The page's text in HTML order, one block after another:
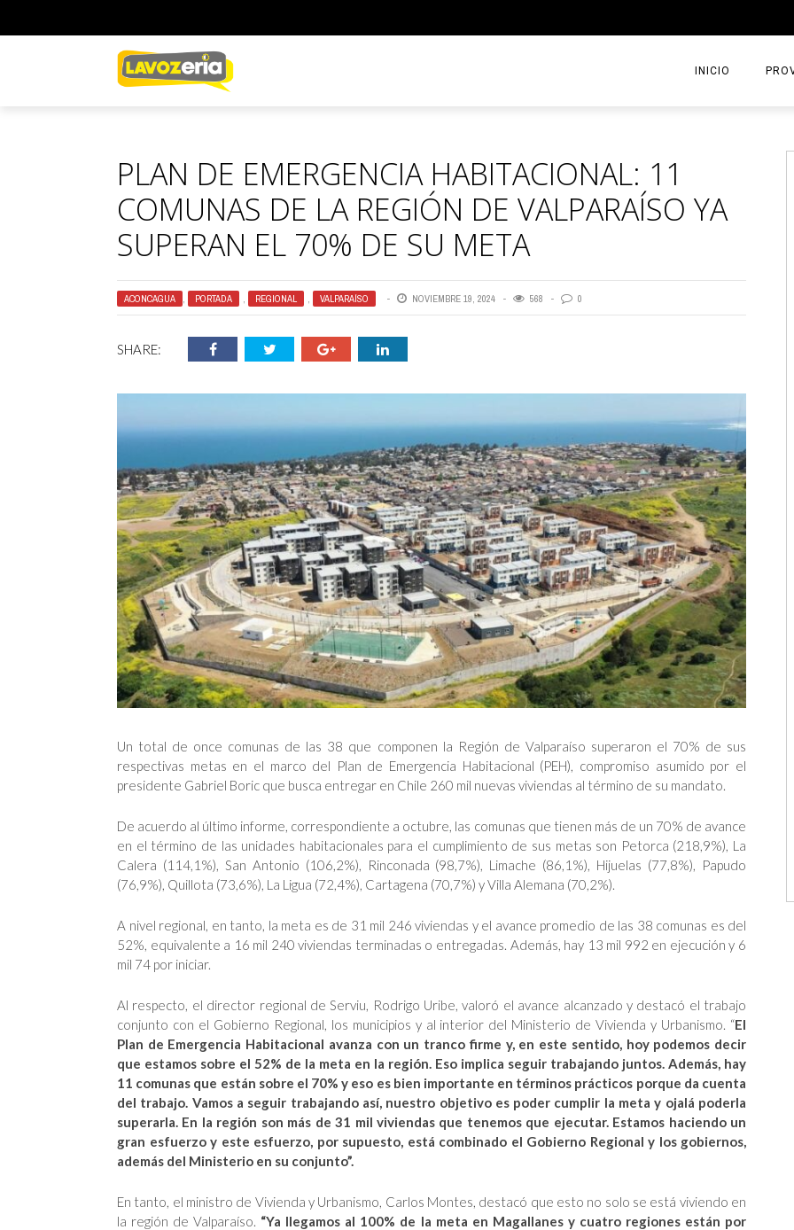
INICIO
PLAN DE EMERGENCIA HABITACIONAL: 11
COMUNAS DE LA REGIÓN DE VALPARAÍSO YA
SUPERAN EL 70% DE SU META
ACONCAGUA , PORTADA , REGIONAL , VALPARAÍSO NOVIEMBRE 19, 2024 568 0
SHARE:
Un total de once comunas de las 38 que componen la Región de Valparaíso superaron el 70% de sus
respectivas metas en el marco del Plan de Emergencia Habitacional (PEH), compromiso asumido por el
presidente Gabriel Boric que busca entregar en Chile 260 mil nuevas viviendas al término de su mandato.
De acuerdo al último informe, correspondiente a octubre, las comunas que tienen más de un 70% de avance
en el término de las unidades habitacionales para el cumplimiento de sus metas son Petorca (218,9%), La
Calera (114,1%), San Antonio (106,2%), Rinconada (98,7%), Limache (86,1%), Hijuelas (77,8%), Papudo
(76,9%), Quillota (73,6%), La Ligua (72,4%), Cartagena (70,7%) y Villa Alemana (70,2%).
A nivel regional, en tanto, la meta es de 31 mil 246 viviendas y el avance promedio de las 38 comunas es del
52%, equivalente a 16 mil 240 viviendas terminadas o entregadas. Además, hay 13 mil 992 en ejecución y 6
mil 74 por iniciar.
Al respecto, el director regional de Serviu, Rodrigo Uribe, valoró el avance alcanzado y destacó el trabajo
conjunto con el Gobierno Regional, los municipios y al interior del Ministerio de Vivienda y Urbanismo. “El
Plan de Emergencia Habitacional avanza con un tranco firme y, en este sentido, hoy podemos decir
que estamos sobre el 52% de la meta en la región. Eso implica seguir trabajando juntos. Además, hay
11 comunas que están sobre el 70% y eso es bien importante en términos prácticos porque da cuenta
del trabajo. Vamos a seguir trabajando así, nuestro objetivo es poder cumplir la meta y ojalá poderla
superarla. En la región son más de 31 mil viviendas que tenemos que ejecutar. Estamos haciendo un
gran esfuerzo y este esfuerzo, por supuesto, está combinado el Gobierno Regional y los gobiernos,
además del Ministerio en su conjunto”.
En tanto, el ministro de Vivienda y Urbanismo, Carlos Montes, destacó que esto no solo se está viviendo en
la región de Valparaíso. “Ya llegamos al 100% de la meta en Magallanes y cuatro regiones están por